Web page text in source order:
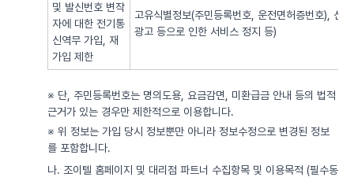
및 발신번호 변작
자에 대한 전기통
신역무 가입, 재
가입 제한
고유식별정보(주민등록번호, 운전면허증번호), 신
광고 등으로 인한 서비스 정지 등)
※ 단, 주민등록번호는 명의도용, 요금감면, 미환급금 안내 등의 법적
근거가 있는 경우만 제한적으로 이용합니다.
※ 위 정보는 가입 당시 정보뿐만 아니라 정보수정으로 변경된 정보
를 포함합니다.
나. 조이텔 홈페이지 및 대리점 파트너 수집항목 및 이용목적 (필수동